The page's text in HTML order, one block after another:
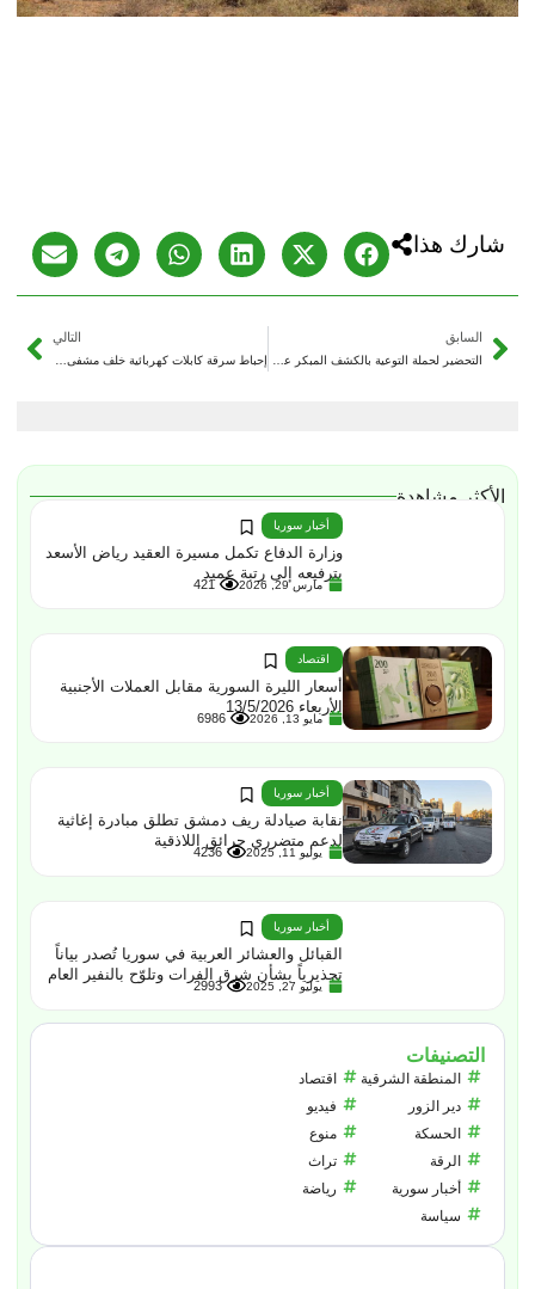
شارك هذا
السابق التالي
الأكثر مشاهدة
أخبار سوريا
وزارة الدفاع تكمل مسيرة العقيد رياض الأسعد
بترفيعه إلى رتبة عميد
مارس 29, 2026 421
اقتصاد
أسعار الليرة السورية مقابل العملات الأجنبية
الأربعاء 13/5/2026
مايو 13, 2026 6986
أخبار سوريا
نقابة صيادلة ريف دمشق تطلق مبادرة إغاثية
لدعم متضرري حرائق اللاذقية
يوليو 11, 2025 4236
أخبار سوريا
القبائل والعشائر العربية في سوريا تُصدر بياناً
تحذيرياً بشأن شرق الفرات وتلوّح بالنفير العام
يوليو 27, 2025 2993
التصنيفات
المنطقة الشرقية
دير الزور
الحسكة
الرقة
أخبار سورية
سياسة
اقتصاد
فيديو
منوع
تراث
رياضة